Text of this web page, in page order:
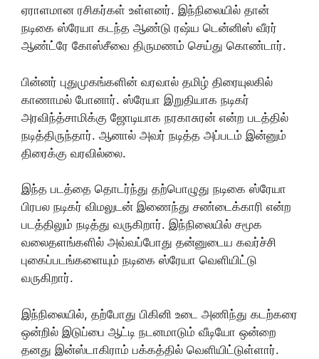
ஏராளமான ரசிகர்கள் உள்ளனர். இந்நிலையில் தான்
நடிகை ஸ்ரேயா கடந்த ஆண்டு ரஷ்ய டென்னிஸ் வீரர்
ஆண்ட்ரே கோஸ்சீவை திருமணம் செய்து கொண்டார்.
பின்னர் புதுமுகங்களின் வரவால் தமிழ் திரையுலகில்
காணாமல் போனார். ஸ்ரேயா இறுதியாக நடிகர்
அரவிந்த்சாமிக்கு ஜோடியாக நரகாசுரன் என்ற படத்தில்
நடித்திருந்தார். ஆனால் அவர் நடித்த அப்படம் இன்னும்
திரைக்கு வரவில்லை.
இந்த படத்தை தொடர்ந்து தற்பொழுது நடிகை ஸ்ரேயா
பிரபல நடிகர் விமலுடன் இணைந்து சண்டைக்காரி என்ற
படத்திலும் நடித்து வருகிறார். இந்நிலையில் சமூக
வலைதளங்களில் அவ்வப்போது தன்னுடைய கவர்ச்சி
புகைப்படங்களையும் நடிகை ஸ்ரேயா வெளியிட்டு
வருகிறார்.
இந்நிலையில், தற்போது பிகினி உடை அணிந்து கடற்கரை
ஒன்றில் இடுப்பை ஆட்டி நடனமாடும் வீடியோ ஒன்றை
தனது இன்ஸ்டாகிராம் பக்கத்தில் வெளியிட்டுள்ளார்.